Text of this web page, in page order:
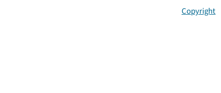
Copyright